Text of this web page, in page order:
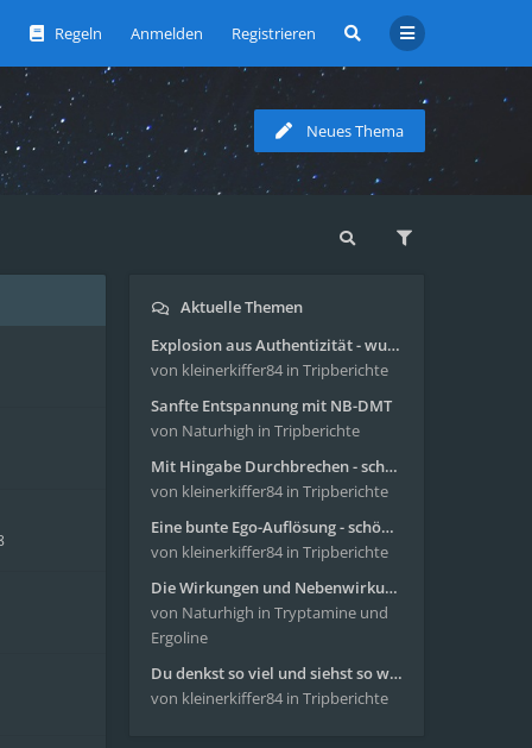
Regeln Anmelden Registrieren
Neues Thema
Aktuelle Themen
Explosion aus Authentizität - wunderbare Reise mit 4g Pilze
von kleinerkiffer84 in Tripberichte
Sanfte Entspannung mit NB-DMT
von Naturhigh in Tripberichte
Mit Hingabe Durchbrechen - schöne Reise mit 4g Pilze
von kleinerkiffer84 in Tripberichte
Eine bunte Ego-Auflösung - schöne Reise mit 4-AcO-DMT
von kleinerkiffer84 in Tripberichte
Die Wirkungen und Nebenwirkungen von LSD
von Naturhigh in Tryptamine und
Ergoline
Du denkst so viel und siehst so wenig - wunderbare Reise mit 4g Pilze
von kleinerkiffer84 in Tripberichte